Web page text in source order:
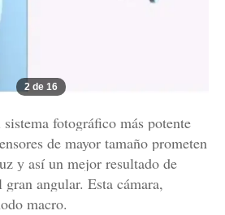
2 de 16
fotográfico más potente
de mayor tamaño prometen
y así un mejor resultado de
angular. Esta cámara,
macro.